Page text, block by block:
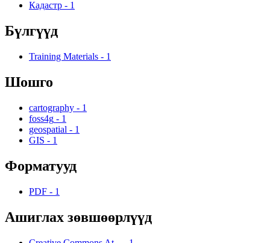
Кадастр - 1
Бүлгүүд
Training Materials - 1
Шошго
cartography - 1
foss4g - 1
geospatial - 1
GIS - 1
Форматууд
PDF - 1
Ашиглах зөвшөөрлүүд